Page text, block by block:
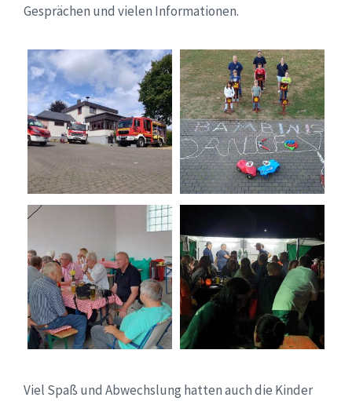
Gesprächen und vielen Informationen.
Viel Spaß und Abwechslung hatten auch die Kinder